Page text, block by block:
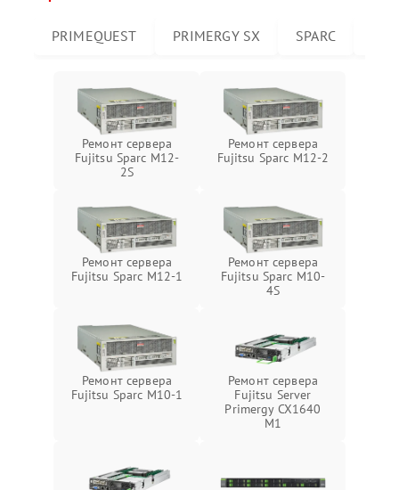
PRIMEQUEST PRIMERGY SX SPARC
Ремонт сервера
Fujitsu Sparc M12-
2S
Ремонт сервера
Fujitsu Sparc M12-2
Ремонт сервера
Fujitsu Sparc M12-1
Ремонт сервера
Fujitsu Sparc M10-
4S
Ремонт сервера
Fujitsu Sparc M10-1
Ремонт сервера
Fujitsu Server
Primergy CX1640
M1